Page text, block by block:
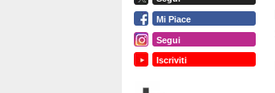
Mi Piace
Segui
Iscriviti